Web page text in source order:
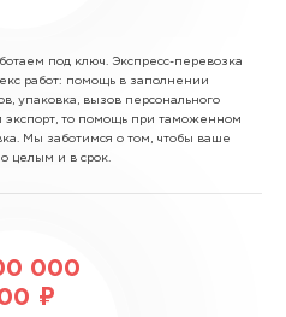
под ключ. Экспресс-перевозка
работ: помощь в заполнении
упаковка, вызов персонального
экспорт, то помощь при таможенном
Мы заботимся о том, чтобы ваше
целым и в срок.
000
₽